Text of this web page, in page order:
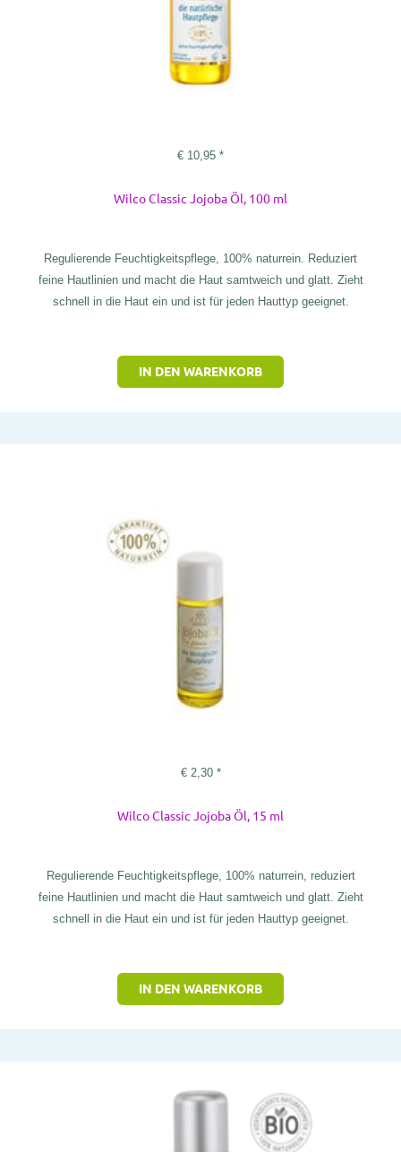
€ 10,95 *
Wilco Classic Jojoba Öl, 100 ml
Regulierende Feuchtigkeitspflege, 100% naturrein. Reduziert
feine Hautlinien und macht die Haut samtweich und glatt. Zieht
schnell in die Haut ein und ist für jeden Hauttyp geeignet.
IN DEN WARENKORB
€2,30 *
Wilco Classic Jojoba Öl, 15 ml
Regulierende Feuchtigkeitspflege, 100% naturrein, reduziert
feine Hautlinien und macht die Haut samtweich und glatt. Zieht
schnell in die Haut ein und ist für jeden Hauttyp geeignet.
IN DEN WARENKORB